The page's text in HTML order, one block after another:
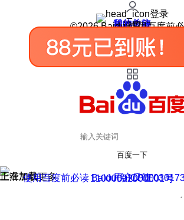
登录
我的关注
我的收藏
皮肤中心
用户反馈
设置
©2026 Baidu 使用百度前
百度一下
正在加载
上滑加载更多 用户反馈
使用百度前必读 Baidu 京ICP证
京公网安备11000002000001号